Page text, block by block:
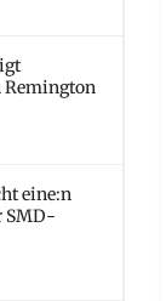
eine:n
SMD-